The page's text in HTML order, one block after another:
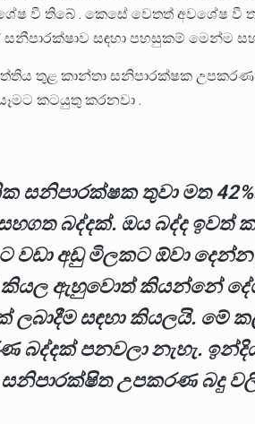
වී තිබේ . කෙසේ වෙතත් අවශේෂ වී
සඳහා පහසුකම් මෙන්ම
තුළ කාන්තා සනිපාරක්ෂක
කටයුතු කරනවා .
සනිපාරක්ෂක තුවා මත
බද්දක්. ඔය බද්ද ඉවත්
වඩා අඩු මිලකට ඕවා
කියල ඇහුවොත් කියන්නේ
ලබාදීම සඳහා කියලයි. මේ
බද්දක් පනවලා නැහැ.
සනිපාරක්ෂිත උපකරණ බදු